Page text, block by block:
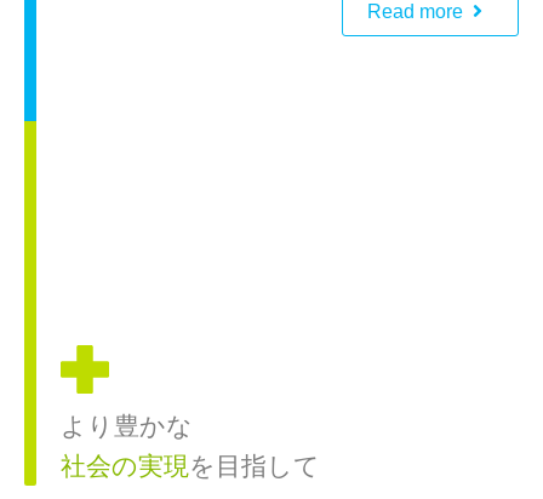
Read more
より豊かな
社会の実現を目指して